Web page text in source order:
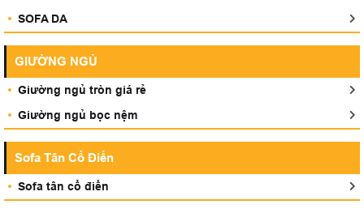
SOFA DA
GIƯỜNG NGỦ
Giường ngủ tròn giá rẻ
Giường ngủ bọc nệm
Sofa Tân Cổ Điển
Sofa tân cổ điển